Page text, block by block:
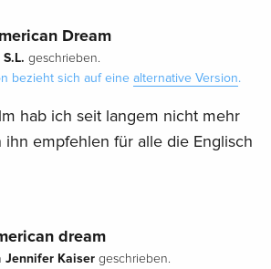
Dream
S.L. geschrieben.
bezieht sich auf eine alternative Version.
hab ich seit langem nicht mehr
ihn empfehlen für alle die Englisch
dream
Jennifer Kaiser geschrieben.